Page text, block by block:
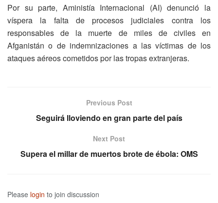
Por su parte, Aministía Internacional (AI) denunció la
víspera la falta de procesos judiciales contra los
responsables de la muerte de miles de civiles en
Afganistán o de indemnizaciones a las víctimas de los
ataques aéreos cometidos por las tropas extranjeras.
Previous Post
Seguirá lloviendo en gran parte del país
Next Post
Supera el millar de muertos brote de ébola: OMS
Please login to join discussion